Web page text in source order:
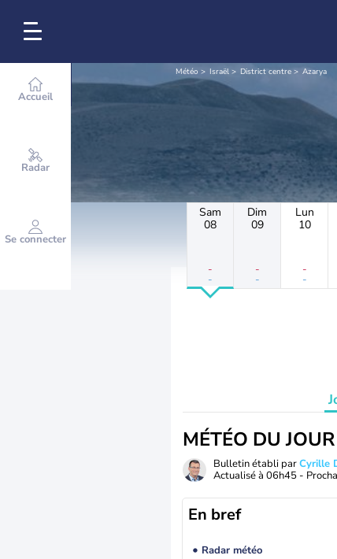
Accueil
Radar
Se connecter
Météo Israël District centre Azarya
Sam
08
-
-
Dim
09
-
-
Lun
10
-
-
MÉTÉO DU JOUR
Bulletin établi parCyrille
Actualisé à 06h45 -
En bref
Radar météo